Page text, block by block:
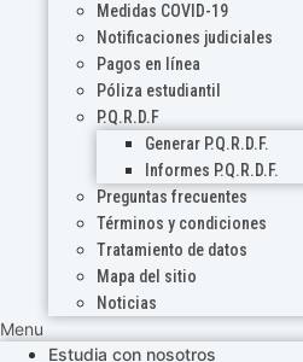
Medidas COVID-19
Notificaciones judiciales
Pagos en línea
Póliza estudiantil
P.Q.R.D.F
Generar P.Q.R.D.F.
Informes P.Q.R.D.F.
Preguntas frecuentes
Términos y condiciones
Tratamiento de datos
Mapa del sitio
Noticias
Menu
Estudia con nosotros